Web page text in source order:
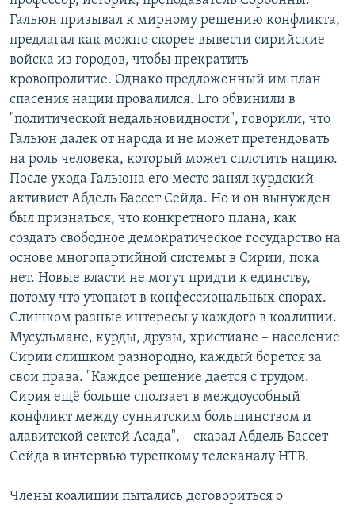
Гальюн призывал к мирному решению конфликта,
предлагал как можно скорее вывести сирийские
войска из городов, чтобы прекратить
кровопролитие. Однако предложенный им план
спасения нации провалился. Его обвинили в
"политической недальновидности", говорили, что
Гальюн далек от народа и не может претендовать
на роль человека, который может сплотить нацию.
После ухода Гальюна его место занял курдский
активист Абдель Бассет Сейда. Но и он вынужден
был признаться, что конкретного плана, как
создать свободное демократическое государство на
основе многопартийной системы в Сирии, пока
нет. Новые власти не могут придти к единству,
потому что утопают в конфессиональных спорах.
Слишком разные интересы у каждого в коалиции.
Мусульмане, курды, друзы, христиане – население
Сирии слишком разнородно, каждый борется за
свои права. "Каждое решение дается с трудом.
Сирия ещё больше сползает в междоусобный
конфликт между суннитским большинством и
алавитской сектой Асада", – сказал Абдель Бассет
Сейда в интервью турецкому телеканалу НТВ.
Члены коалиции пытались договориться о